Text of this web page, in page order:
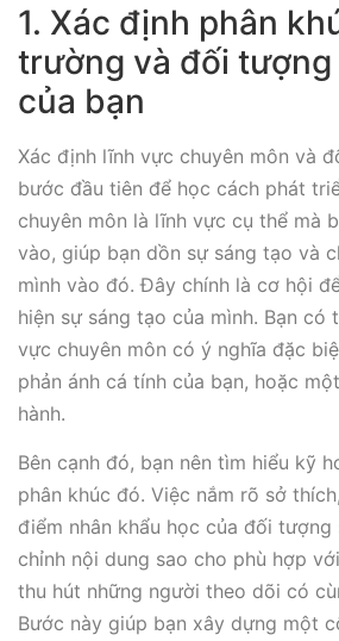
1. Xác định phân
trường và đối tượng
của bạn
Xác định lĩnh vực chuyên môn và
bước đầu tiên để học cách phát
chuyên môn là lĩnh vực cụ thể mà
vào, giúp bạn dồn sự sáng tạo và
mình vào đó. Đây chính là cơ hội
hiện sự sáng tạo của mình. Bạn có
vực chuyên môn có ý nghĩa đặc
phản ánh cá tính của bạn, hoặc
hành.
Bên cạnh đó, bạn nên tìm hiểu kỹ
phân khúc đó. Việc nắm rõ sở
điểm nhân khẩu học của đối tượng
chỉnh nội dung sao cho phù hợp
thu hút những người theo dõi có
Bước này giúp bạn xây dựng một